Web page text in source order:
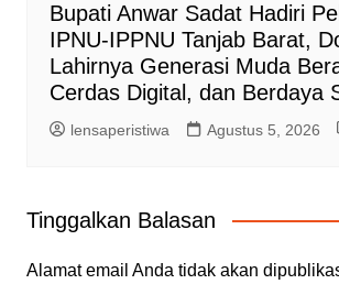
Bupati Anwar Sadat Hadiri
IPNU-IPPNU Tanjab Barat,
Lahirnya Generasi Muda
Cerdas Digital, dan Berdaya
lensaperistiwa Agustus 5, 2026
Tinggalkan Balasan
Alamat email Anda tidak akan